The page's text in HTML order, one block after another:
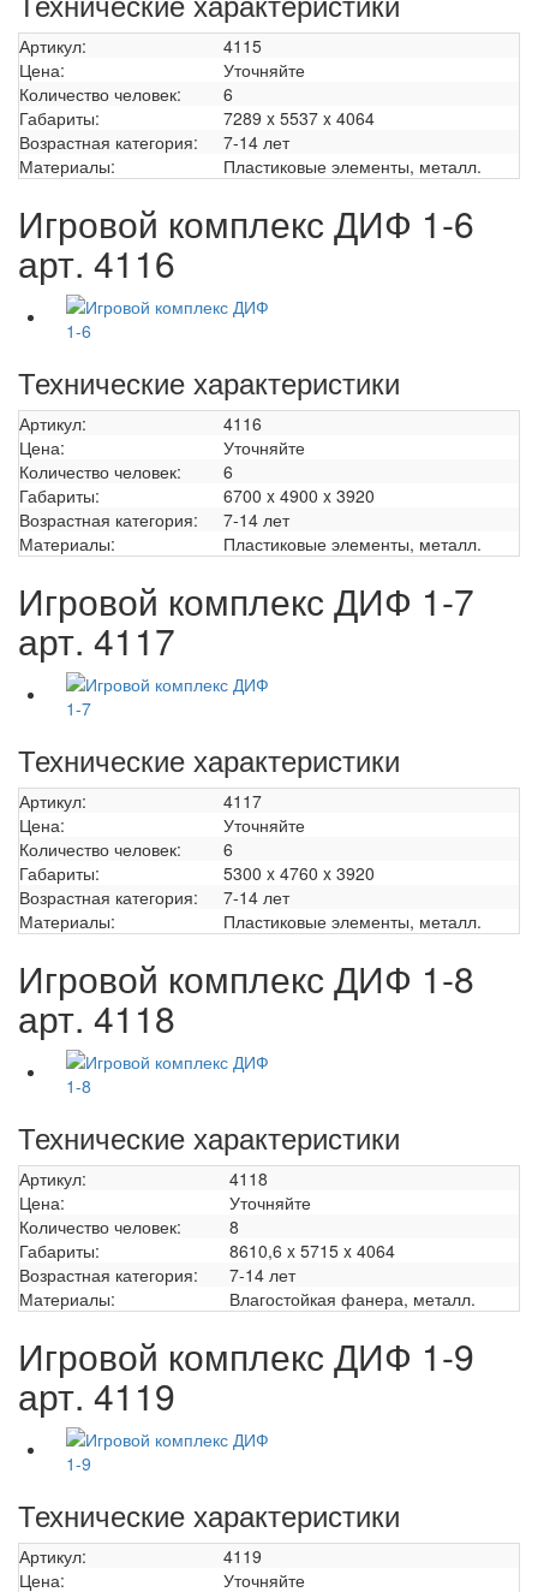
Артикул:
4115
Цена:
Уточняйте
Количество человек:
6
Габариты:
7289 x 5537 x 4064
Возрастная категория:
7-14 лет
Материалы:
Пластиковые элементы, металл.
Игровой комплекс ДИФ 1-6
арт. 4116
Технические характеристики
Артикул:
4116
Цена:
Уточняйте
Количество человек:
6
Габариты:
6700 x 4900 x 3920
Возрастная категория:
7-14 лет
Материалы:
Пластиковые элементы, металл.
Игровой комплекс ДИФ 1-7
арт. 4117
Технические характеристики
Артикул:
4117
Цена:
Уточняйте
Количество человек:
6
Габариты:
5300 x 4760 x 3920
Возрастная категория:
7-14 лет
Материалы:
Пластиковые элементы, металл.
Игровой комплекс ДИФ 1-8
арт. 4118
Технические характеристики
Артикул:
4118
Цена:
Уточняйте
Количество человек:
8
Габариты:
8610,6 x 5715 x 4064
Возрастная категория:
7-14 лет
Материалы:
Влагостойкая фанера, металл.
Игровой комплекс ДИФ 1-9
арт. 4119
Технические характеристики
Артикул:
4119
Цена:
Уточняйте